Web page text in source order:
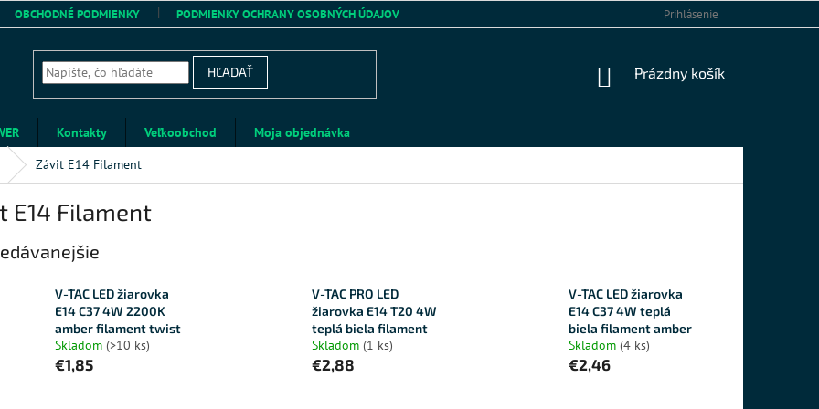
OBCHODNÉ PODMIENKY PODMIENKY OCHRANY OSOBNÝCH ÚDAJOV Prihlásenie
HĽADAŤ
NÁKUPNÝ
Prázdny košík
Kontakty Veľkoobchod
Moja objednávka
Závit E14 Filament
E14 Filament
V-TAC LED žiarovka
E14 C37 4W 2200K
amber filament twist
Skladom (>10 ks)
€1,85
V-TAC PRO LED
žiarovka E14 T20 4W
teplá biela filament
Skladom (1 ks)
€2,88
V-TAC LED žiarovka
E14 C37 4W teplá
biela filament amber
Skladom (4 ks)
€2,46